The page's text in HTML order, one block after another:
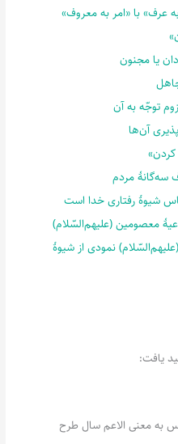
عرف» با «امر به معروف»
یا مجنون
توجّه به آن
آن‌ها
سه‌گانۀ مردم
شیوۀ رفتاری خدا است
معصومین (علیهم‌السّلام)
نمودی از شیوۀ
یافت:
به معنی الاعم سال طرح